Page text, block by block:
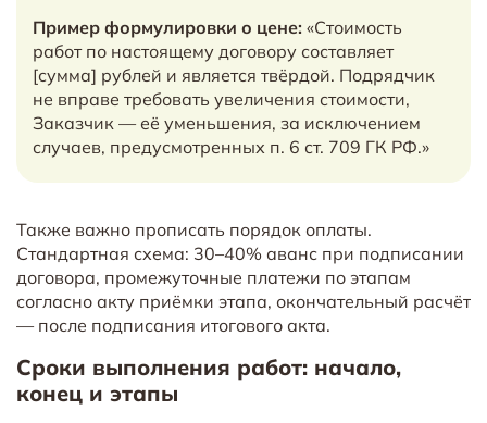
Пример формулировки о цене: «Стоимость
работ по настоящему договору составляет
[сумма] рублей и является твёрдой. Подрядчик
не вправе требовать увеличения стоимости,
Заказчик — её уменьшения, за исключением
случаев, предусмотренных п. 6 ст. 709 ГК РФ.»
Также важно прописать порядок оплаты.
Стандартная схема: 30–40% аванс при подписании
договора, промежуточные платежи по этапам
согласно акту приёмки этапа, окончательный расчёт
— после подписания итогового акта.
Сроки выполнения работ: начало,
конец и этапы